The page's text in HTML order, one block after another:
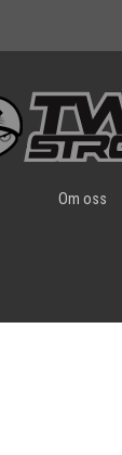
Om oss